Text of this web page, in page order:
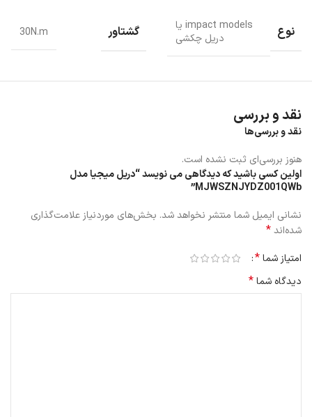
نوع
impact models یا
دریل چکشی
گشتاور 30N.m
نقد و بررسی
نقد و بررسی‌ها
هنوز بررسی‌ای ثبت نشده است.
اولین کسی باشید که دیدگاهی می نویسد “دریل میجیا مدل
MJWSZNJYDZ001QWb”
نشانی ایمیل شما منتشر نخواهد شد. بخش‌های موردنیاز علامت‌گذاری
شده‌اند*
امتیاز شما*
دیدگاه شما*